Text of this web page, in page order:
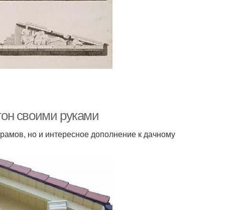
своими руками
но и интересное дополнение к дачному